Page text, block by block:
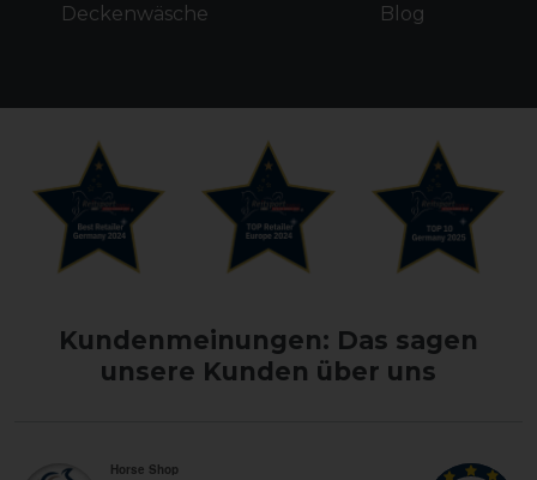
Deckenwäsche Blog
Kundenmeinungen: Das sagen
unsere Kunden über uns